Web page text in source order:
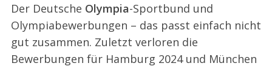
Der Deutsche Olympia-Sportbund und
Olympiabewerbungen – das passt einfach nicht
gut zusammen. Zuletzt verloren die
Bewerbungen für Hamburg 2024 und München